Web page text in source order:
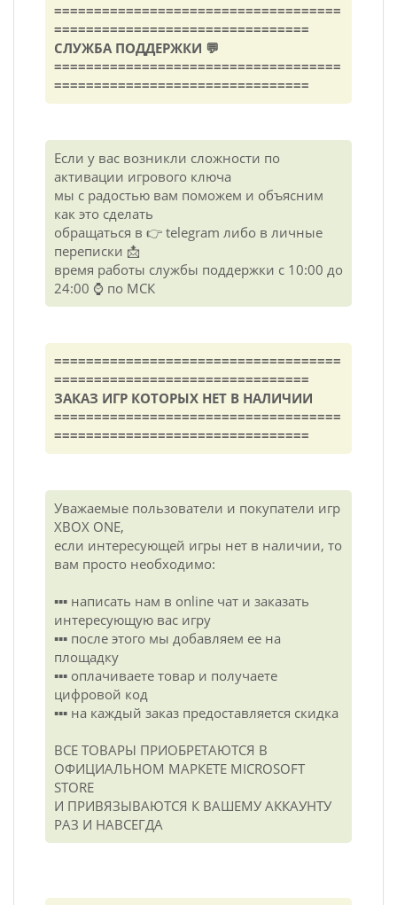
====================================
================================
СЛУЖБА ПОДДЕРЖКИ 💬
====================================
================================
Если у вас возникли сложности по
активации игрового ключа
мы с радостью вам поможем и объясним
как это сделать
обращаться в 👉 telegram либо в личные
переписки 📩
время работы службы поддержки с 10:00 до
24:00 ⌚ по МСК
====================================
================================
ЗАКАЗ ИГР КОТОРЫХ НЕТ В НАЛИЧИИ
====================================
================================
Уважаемые пользователи и покупатели игр
XBOX ONE,
если интересующей игры нет в наличии, то
вам просто необходимо:
▪️▪️▪️ написать нам в online чат и заказать
интересующую вас игру
▪️▪️▪️ после этого мы добавляем ее на
площадку
▪️▪️▪️ оплачиваете товар и получаете
цифровой код
▪️▪️▪️ на каждый заказ предоставляется скидка
ВСЕ ТОВАРЫ ПРИОБРЕТАЮТСЯ В
ОФИЦИАЛЬНОМ МАРКЕТЕ MICROSOFT
STORE
И ПРИВЯЗЫВАЮТСЯ К ВАШЕМУ АККАУНТУ
РАЗ И НАВСЕГДА